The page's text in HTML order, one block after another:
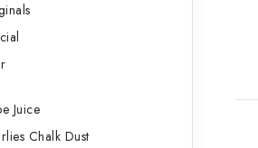
Juice
Chalk Dust